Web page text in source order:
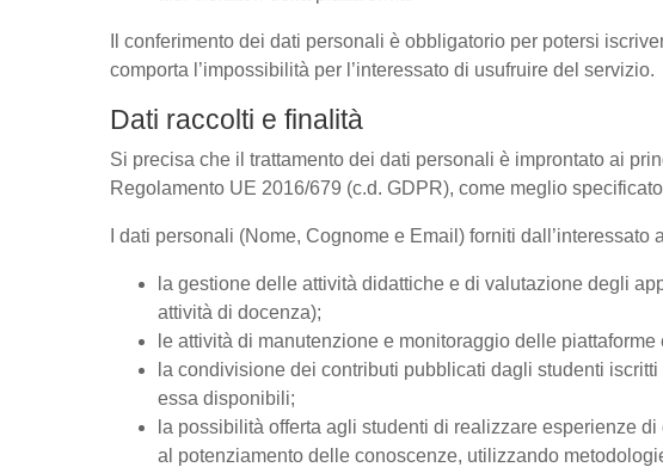
Il conferimento dei dati personali è obbligatorio per potersi
comporta l’impossibilità per l’interessato di usufruire del servizio.
Dati raccolti e finalità
Si precisa che il trattamento dei dati personali è improntato ai
Regolamento UE 2016/679 (c.d. GDPR), come meglio specificato
I dati personali (Nome, Cognome e Email) forniti
la gestione delle attività didattiche e di valutazione degli
attività di docenza);
le attività di manutenzione e monitoraggio delle
la condivisione dei contributi pubblicati dagli studenti
essa disponibili;
la possibilità offerta agli studenti di realizzare esperienze
al potenziamento delle conoscenze, utilizzando